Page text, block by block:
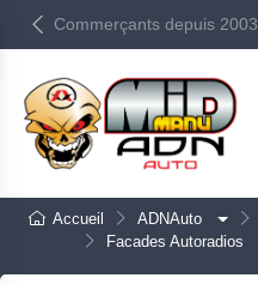
Livraison Mondial Relay
OFFERTE dès 50€
Commerçants depuis 2003
Accueil ADNAuto
Facades Autoradios